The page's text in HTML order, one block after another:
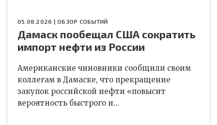
05.08.2026 | ОБЗОР СОБЫТИЙ
Дамаск пообещал США сократить
импорт нефти из России
Американские чиновники сообщили своим
коллегам в Дамаске, что прекращение
закупок российской нефти «повысит
вероятность быстрого и…